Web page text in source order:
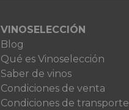
VINOSELECCIÓN
Blog
Qué es Vinoselección
Saber de vinos
Condiciones de venta
Condiciones de transporte